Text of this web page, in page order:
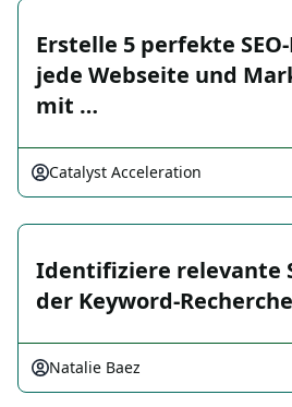
Erstelle 5 perfekte
jede Webseite und
mit …
Catalyst Acceleration
Identifiziere relevante
der Keyword-Recherche
Natalie Baez